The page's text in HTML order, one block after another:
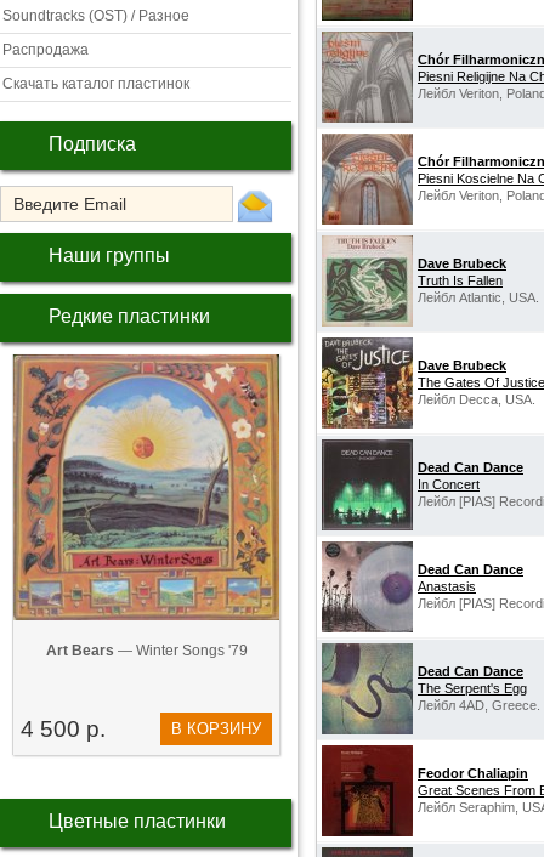
Soundtracks (OST) / Разное
Распродажа
Скачать каталог пластинок
Подписка
Наши группы
Редкие пластинки
Art Bears — Winter Songs '79
4 500 р. В КОРЗИНУ
Цветные пластинки
Chór
Piesni Religijne Na
Лейбл Veriton,
Chór
Piesni Koscielne Na
Лейбл Veriton,
Dave Brubeck
Truth Is Fallen
Лейбл Atlantic, USA.
Dave Brubeck
The Gates Of Justice
Лейбл Decca, USA.
Dead Can Dance
In Concert
Лейбл [PIAS]
Dead Can Dance
Anastasis
Лейбл [PIAS]
Dead Can Dance
The Serpent's Egg
Лейбл 4AD, Greece.
Feodor Chaliapin
Great Scenes From
Лейбл Seraphim,